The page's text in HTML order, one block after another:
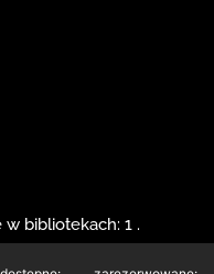
w bibliotekach: 1 .